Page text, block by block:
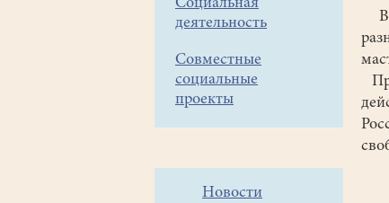
Социальная
деятельность
Совместные
социальные
проекты
Дополнительное
Новости
В